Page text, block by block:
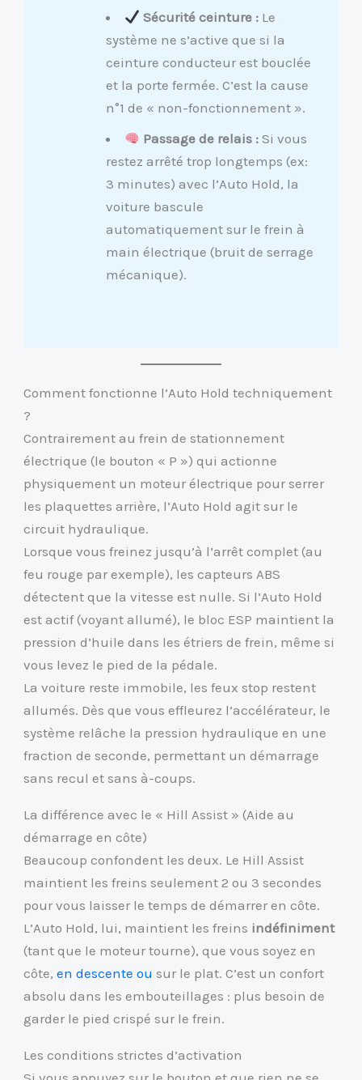
​Sécurité ceinture : Le
système ne s’active que si la
ceinture conducteur est bouclée
et la porte fermée. C’est la cause
n°1 de « non-fonctionnement ».
Passage de relais : Si vous
restez arrêté trop longtemps (ex:
3 minutes) avec l’Auto Hold, la
voiture bascule
automatiquement sur le frein à
main électrique (bruit de serrage
mécanique).
Comment fonctionne l’Auto Hold techniquement
?
Contrairement au frein de stationnement
électrique (le bouton « P ») qui actionne
physiquement un moteur électrique pour serrer
les plaquettes arrière, l’Auto Hold agit sur le
circuit hydraulique.
Lorsque vous freinez jusqu’à l’arrêt complet (au
feu rouge par exemple), les capteurs ABS
détectent que la vitesse est nulle. Si l’Auto Hold
est actif (voyant allumé), le bloc ESP maintient la
pression d’huile dans les étriers de frein, même si
vous levez le pied de la pédale.
La voiture reste immobile, les feux stop restent
allumés. Dès que vous effleurez l’accélérateur, le
système relâche la pression hydraulique en une
fraction de seconde, permettant un démarrage
sans recul et sans à-coups.
La différence avec le « Hill Assist » (Aide au
démarrage en côte)
Beaucoup confondent les deux. Le Hill Assist
maintient les freins seulement 2 ou 3 secondes
pour vous laisser le temps de démarrer en côte.
L’Auto Hold, lui, maintient les freins indéfiniment
(tant que le moteur tourne), que vous soyez en
côte,en descente ou sur le plat. C’est un confort
absolu dans les embouteillages : plus besoin de
garder le pied crispé sur le frein.
Les conditions strictes d’activation